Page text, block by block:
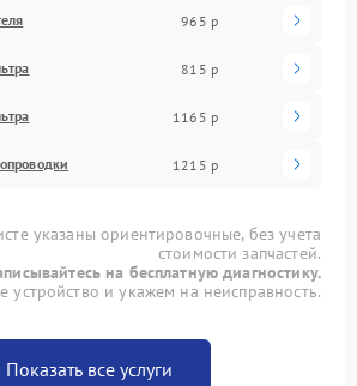
965 р
815 р
1165 р
1215 р
указаны ориентировочные, без учета
стоимости запчастей.
на бесплатную диагностику.
и укажем на неисправность.
Показать все услуги